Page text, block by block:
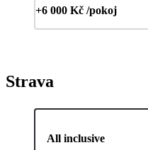
+6 000 Kč /pokoj
Strava
All inclusive